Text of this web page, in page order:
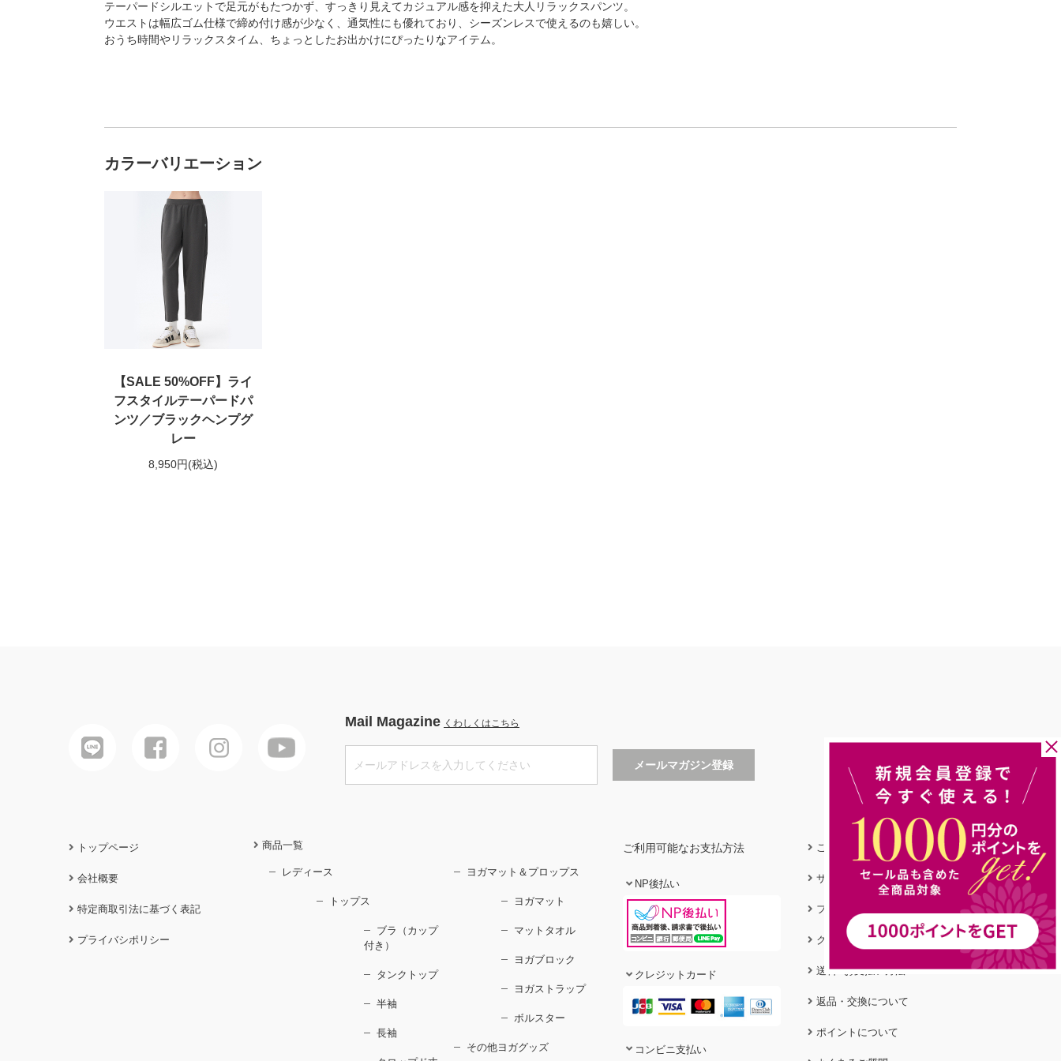
テーパードシルエットで足元がもたつかず、すっきり見えてカジュアル感を抑えた大人リラックスパンツ。
ウエストは幅広ゴム仕様で締め付け感が少なく、通気性にも優れており、シーズンレスで使えるのも嬉しい。
おうち時間やリラックスタイム、ちょっとしたお出かけにぴったりなアイテム。
カラーバリエーション
【SALE 50%OFF】ライ
フスタイルテーパードパ
ンツ／ブラックヘンプグ
レー
8,950円(税込)
Mail Magazine くわしくはこちら
トップページ
会社概要
特定商取引法に基づく表記
プライバシポリシー
商品一覧
レディース
トップス
ブラ（カップ
付き）
タンクトップ
半袖
長袖
ヨガマット＆プロップス
ヨガマット
マットタオル
ヨガブロック
ヨガストラップ
ボルスター
その他ヨガグッズ
ご利用可能なお支払方法
NP後払い
クレジットカード
コンビニ支払い
ご利用ガイド
サイズガイド
フィットガイド
クリーニング＆ケア
送料&お支払い方法
返品・交換について
ポイントについて